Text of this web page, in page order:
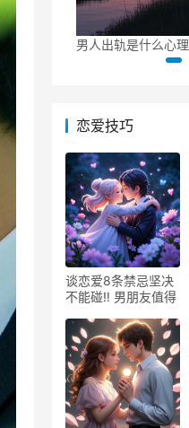
男人出轨是什么心理
恋爱技巧
谈恋爱8条禁忌坚决
不能碰‼️ 男朋友值得